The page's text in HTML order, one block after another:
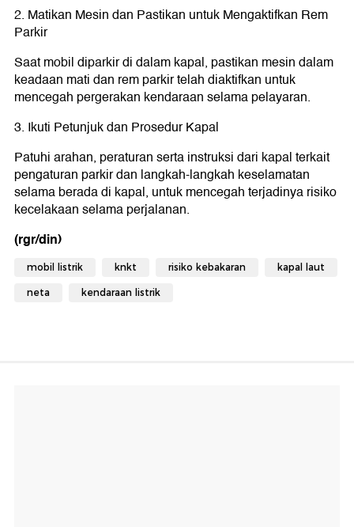
2. Matikan Mesin dan Pastikan untuk Mengaktifkan Rem
Parkir
Saat mobil diparkir di dalam kapal, pastikan mesin dalam
keadaan mati dan rem parkir telah diaktifkan untuk
mencegah pergerakan kendaraan selama pelayaran.
3. Ikuti Petunjuk dan Prosedur Kapal
Patuhi arahan, peraturan serta instruksi dari kapal terkait
pengaturan parkir dan langkah-langkah keselamatan
selama berada di kapal, untuk mencegah terjadinya risiko
kecelakaan selama perjalanan.
(rgr/din)
mobil listrik knkt risiko kebakaran kapal laut
neta kendaraan listrik